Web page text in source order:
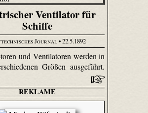
Ventilator für
Schiffe
Journal• 22.5.1892
und Ventilatoren werden in
Größen ausgeführt.
REKLAME